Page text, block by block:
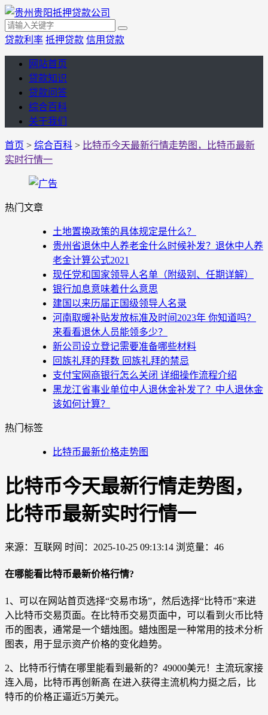
贷款利率 抵押贷款 信用贷款
网站首页
贷款知识
贷款问答
综合百科
关于我们
首页 > 综合百科 > 比特币今天最新行情走势图，比特币最新
实时行情一
热门文章
土地置换政策的具体规定是什么？
贵州省退休中人养老金什么时候补发？退休中人养
老金计算公式2021
现任党和国家领导人名单（附级别、任期详解）
银行加息意味着什么意思
建国以来历届正国级领导人名录
河南取暖补贴发放标准及时间2023年 你知道吗？
来看看退休人员能领多少？
新公司设立登记需要准备哪些材料
回族礼拜的拜数 回族礼拜的禁忌
支付宝网商银行怎么关闭 详细操作流程介绍
黑龙江省事业单位中人退休金补发了？中人退休金
该如何计算？
热门标签
比特币最新价格走势图
比特币今天最新行情走势图，
比特币最新实时行情一
来源：互联网 时间：2025-10-25 09:13:14 浏览量：46
在哪能看比特币最新价格行情?
1、可以在网站首页选择“交易市场”，然后选择“比特币”来进
入比特币交易页面。在比特币交易页面中，可以看到火币比特
币的图表，通常是一个蜡烛图。蜡烛图是一种常用的技术分析
图表，用于显示资产价格的变化趋势。
2、比特币行情在哪里能看到最新的？49000美元！主流玩家接
连入局，比特币再创新高 在进入获得主流机构力挺之后，比
特币的价格正逼近5万美元。